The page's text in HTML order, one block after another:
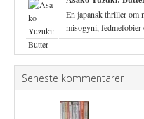
En japansk thriller om
misogyni,
Seneste kommentarer